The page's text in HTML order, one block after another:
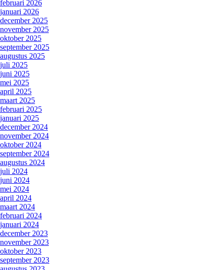
februari 2026
januari 2026
december 2025
november 2025
oktober 2025
september 2025
augustus 2025
juli 2025
juni 2025
mei 2025
april 2025
maart 2025
februari 2025
januari 2025
december 2024
november 2024
oktober 2024
september 2024
augustus 2024
juli 2024
juni 2024
mei 2024
april 2024
maart 2024
februari 2024
januari 2024
december 2023
november 2023
oktober 2023
september 2023